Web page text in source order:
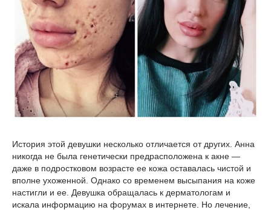
История этой девушки несколько отличается от других. Анна
никогда не была генетически предрасположена к акне —
даже в подростковом возрасте ее кожа оставалась чистой и
вполне ухоженной. Однако со временем высыпания на коже
настигли и ее. Девушка обращалась к дерматологам и
искала информацию на форумах в интернете. Но лечение,